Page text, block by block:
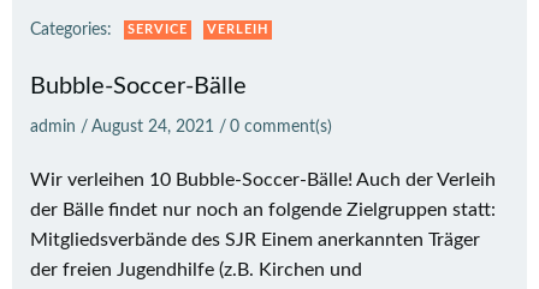
Categories: SERVICE VERLEIH
Bubble-Soccer-Bälle
admin / August 24, 2021 / 0 comment(s)
Wir verleihen 10 Bubble-Soccer-Bälle! Auch der Verleih
der Bälle findet nur noch an folgende Zielgruppen statt:
Mitgliedsverbände des SJR Einem anerkannten Träger
der freien Jugendhilfe (z.B. Kirchen und